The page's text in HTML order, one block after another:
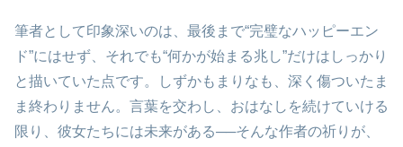
筆者として印象深いのは、最後まで“完璧なハッピーエン
ド”にはせず、それでも“何かが始まる兆し”だけはしっかり
と描いていた点です。しずかもまりなも、深く傷ついたま
ま終わりません。言葉を交わし、おはなしを続けていける
限り、彼女たちには未来がある──そんな作者の祈りが、